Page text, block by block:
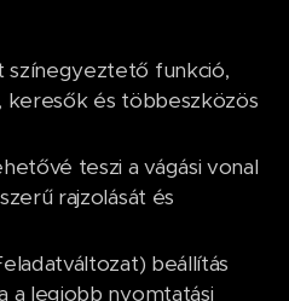
színegyeztető funkció,
keresők és többeszközös
teszi a vágási vonal
rajzolását és
beállítás
a legjobb nyomtatási